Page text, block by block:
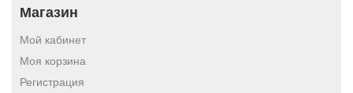
Магазин
Мой кабинет
Моя корзина
Регистрация